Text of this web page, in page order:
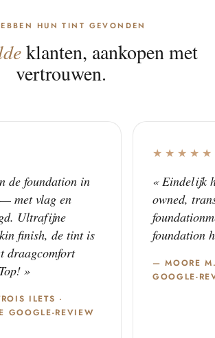
HUN TINT GEVONDEN
klanten, aankopen met
vertrouwen.
de foundation in
met vlag en
Ultrafijne
finish, de tint is
draagcomfort
»
ILETS ·
GOOGLE-REVIEW
★★★★★
« Eindelijk
owned,
foundation
— MOORE
GOOGLE-